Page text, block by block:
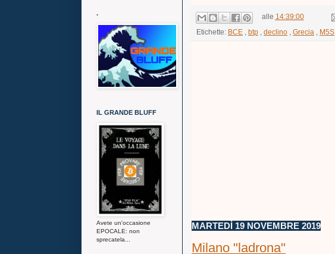
alle 14:39:00
Etichette: BCE btp declino Grecia M5S
MARTEDÌ 19 NOVEMBRE 2019
Milano "ladrona"
.
IL GRANDE BLUFF
Avete un'occasione
EPOCALE: non
sprecatela...